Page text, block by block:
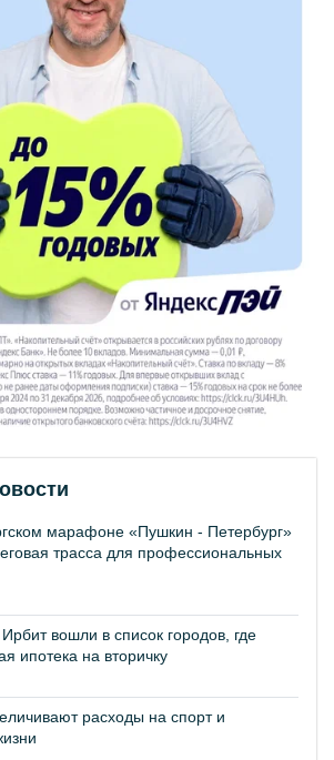
марафоне «Пушкин - Петербург»
трасса для профессиональных
вошли в список городов, где
ипотека на вторичку
расходы на спорт и